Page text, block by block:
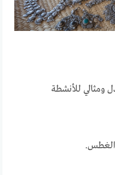
ومثالي للأنشطة